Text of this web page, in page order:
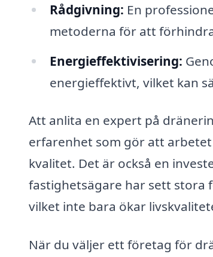
Rådgivning: En
metoderna för att
Energieffektivisering:
energieffektivt, vilket kan
Att anlita en expert på
erfarenhet som gör att
kvalitet. Det är också en
fastighetsägare har sett
vilket inte bara ökar
När du väljer ett företag för